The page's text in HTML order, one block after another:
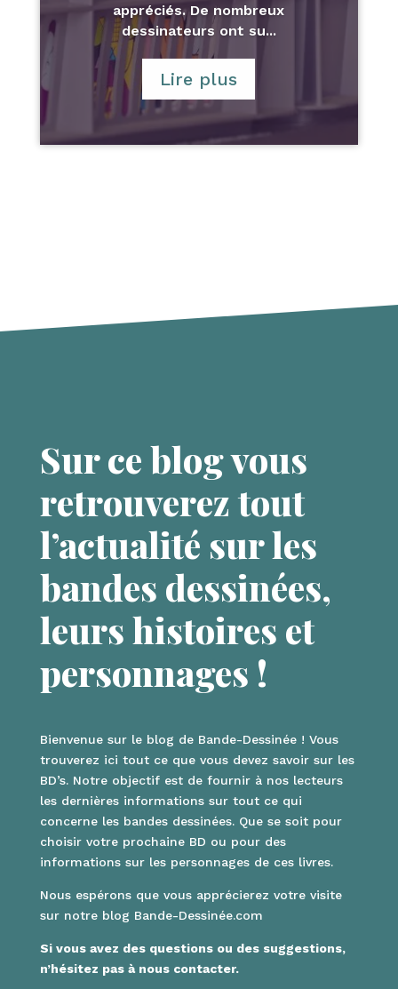
appréciés. De nombreux
dessinateurs ont su...
Lire plus
Sur ce blog vous
retrouverez tout
l’actualité sur les
bandes dessinées,
leurs histoires et
personnages !
Bienvenue sur le blog de Bande-Dessinée ! Vous
trouverez ici tout ce que vous devez savoir sur les
BD’s. Notre objectif est de fournir à nos lecteurs
les dernières informations sur tout ce qui
concerne les bandes dessinées. Que se soit pour
choisir votre prochaine BD ou pour des
informations sur les personnages de ces livres.
Nous espérons que vous apprécierez votre visite
sur notre blog Bande-Dessinée.com
Si vous avez des questions ou des suggestions,
n’hésitez pas à nous contacter.